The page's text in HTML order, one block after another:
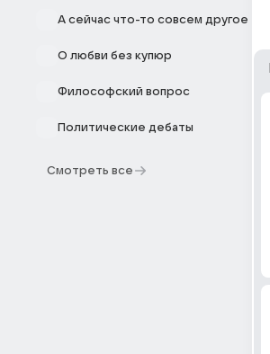
А сейчас что-то совсем другое
О любви без купюр
Философский вопрос
Политические дебаты
Смотреть все